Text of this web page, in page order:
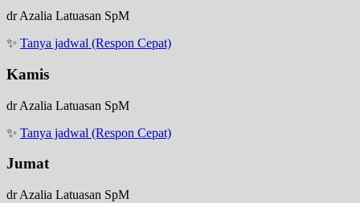
dr Azalia Latuasan SpM
✨ Tanya jadwal (Respon Cepat)
Kamis
dr Azalia Latuasan SpM
✨ Tanya jadwal (Respon Cepat)
Jumat
dr Azalia Latuasan SpM